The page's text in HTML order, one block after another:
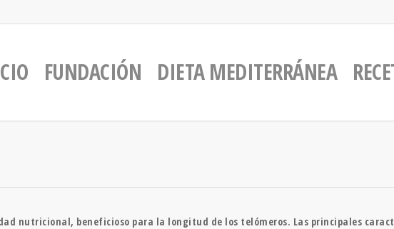
FUNDACIÓN DIETA MEDITERRÁNEA
nutricional, beneficioso para la longitud de los telómeros. Las principales